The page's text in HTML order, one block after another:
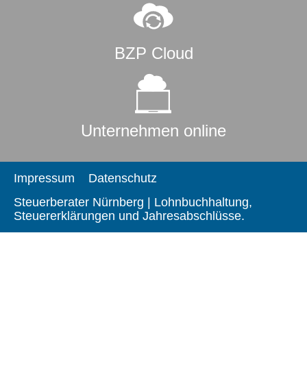
BZP Cloud
Unternehmen online
Impressum
Datenschutz
Steuerberater Nürnberg | Lohnbuchhaltung,
Steuererklärungen und Jahresabschlüsse.